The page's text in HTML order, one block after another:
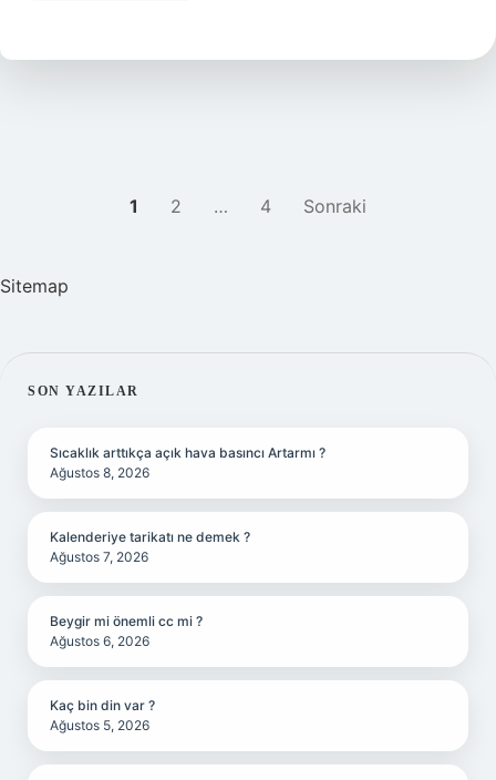
maddesi
1 2 … 4 Sonraki
Sitemap
SIDEBAR
SON YAZILAR
Sıcaklık arttıkça açık hava basıncı Artarmı ?
Ağustos 8, 2026
Kalenderiye tarikatı ne demek ?
Ağustos 7, 2026
Beygir mi önemli cc mi ?
Ağustos 6, 2026
Kaç bin din var ?
Ağustos 5, 2026